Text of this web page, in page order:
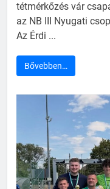
tétmérkőzés vár
az NB III Nyugati
Az Érdi ...
Bővebben…